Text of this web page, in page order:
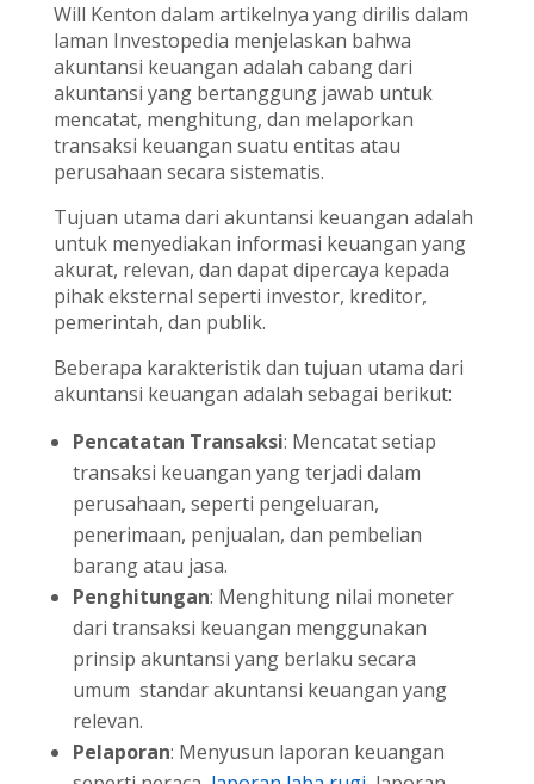
Will Kenton dalam artikelnya yang dirilis dalam
laman Investopedia menjelaskan bahwa
akuntansi keuangan adalah cabang dari
akuntansi yang bertanggung jawab untuk
mencatat, menghitung, dan melaporkan
transaksi keuangan suatu entitas atau
perusahaan secara sistematis.
Tujuan utama dari akuntansi keuangan adalah
untuk menyediakan informasi keuangan yang
akurat, relevan, dan dapat dipercaya kepada
pihak eksternal seperti investor, kreditor,
pemerintah, dan publik.
Beberapa karakteristik dan tujuan utama dari
akuntansi keuangan adalah sebagai berikut:
Pencatatan Transaksi: Mencatat setiap
transaksi keuangan yang terjadi dalam
perusahaan, seperti pengeluaran,
penerimaan, penjualan, dan pembelian
barang atau jasa.
Penghitungan: Menghitung nilai moneter
dari transaksi keuangan menggunakan
prinsip akuntansi yang berlaku secara
umum standar akuntansi keuangan yang
relevan.
Pelaporan: Menyusun laporan keuangan